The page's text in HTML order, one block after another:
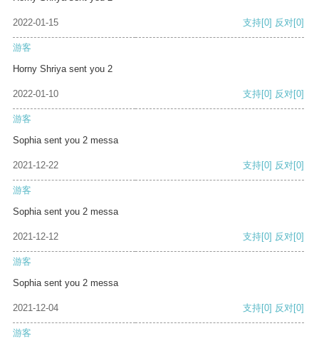
2022-01-15 支持[0] 反对[0]
游客
Horny Shriya sent you 2
2022-01-10 支持[0] 反对[0]
游客
Sophia sent you 2 messa
2021-12-22 支持[0] 反对[0]
游客
Sophia sent you 2 messa
2021-12-12 支持[0] 反对[0]
游客
Sophia sent you 2 messa
2021-12-04 支持[0] 反对[0]
游客